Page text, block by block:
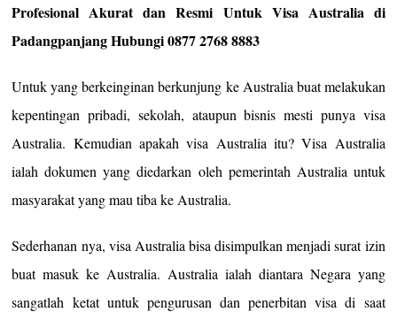
Profesional Akurat dan Resmi Untuk Visa Australia di
Padangpanjang Hubungi 0877 2768 8883
Untuk yang berkeinginan berkunjung ke Australia buat melakukan
kepentingan pribadi, sekolah, ataupun bisnis mesti punya visa
Australia. Kemudian apakah visa Australia itu? Visa Australia
ialah dokumen yang diedarkan oleh pemerintah Australia untuk
masyarakat yang mau tiba ke Australia.
Sederhanan nya, visa Australia bisa disimpulkan menjadi surat izin
buat masuk ke Australia. Australia ialah diantara Negara yang
sangatlah ketat untuk pengurusan dan penerbitan visa di saat